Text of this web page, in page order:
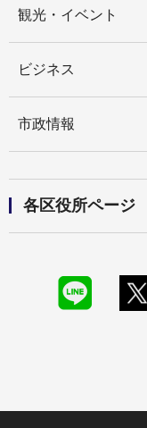
観光・イベント
ビジネス
市政情報
各区役所ページ